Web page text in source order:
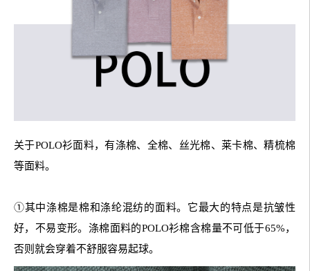
关于POLO衫面料，有涤棉、全棉、丝光棉、莱卡棉、精梳棉
等面料。
①其中涤棉是棉和涤纶混纺的面料。它最大的特点是抗皱性
好，不易变形。涤棉面料的POLO衫棉含棉量不可低于65%，
否则就会穿着不舒服容易起球。